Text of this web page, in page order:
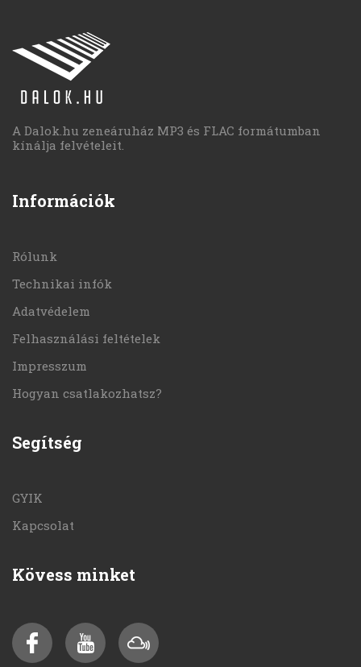
A Dalok.hu zeneáruház MP3 és FLAC formátumban
kínálja felvételeit.
Információk
Rólunk
Technikai infók
Adatvédelem
Felhasználási feltételek
Impresszum
Hogyan csatlakozhatsz?
Segítség
GYIK
Kapcsolat
Kövess minket